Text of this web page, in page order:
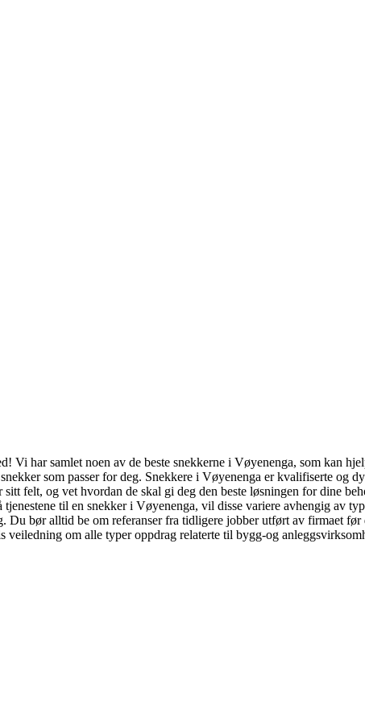
har samlet noen av de beste snekkerne i Vøyenenga, som kan
som passer for deg. Snekkere i Vøyenenga er kvalifiserte og
felt, og vet hvordan de skal gi deg den beste løsningen for dine
til en snekker i Vøyenenga, vil disse variere avhengig av
bør alltid be om referanser fra tidligere jobber utført av firmaet
om alle typer oppdrag relaterte til bygg-og